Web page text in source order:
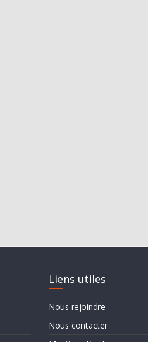
Liens utiles
Nous rejoindre
Nous contacter